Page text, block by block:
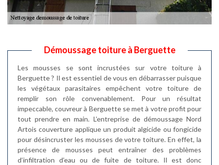
Démoussage toiture à Berguette
Les mousses se sont incrustées sur votre toiture à
Berguette ? Il est essentiel de vous en débarrasser puisque
les végétaux parasitaires empêchent votre toiture de
remplir son rôle convenablement. Pour un résultat
impeccable, couvreur à Berguette se met à votre profit pour
tout prendre en main. L’entreprise de démoussage Nord
Artois couverture applique un produit algicide ou fongicide
pour désincruster les mousses de votre toiture. En effet, la
présence de mousses peut entraîner des problèmes
d’infiltration d’eau ou de fuite de toiture. Il est donc